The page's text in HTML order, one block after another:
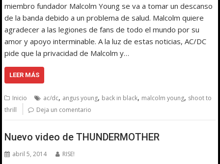
miembro fundador Malcolm Young se va a tomar un descanso
de la banda debido a un problema de salud. Malcolm quiere
agradecer a las legiones de fans de todo el mundo por su
amor y apoyo interminable. A la luz de estas noticias, AC/DC
pide que la privacidad de Malcolm y…
LEER MÁS
Inicio ac/dc, angus young, back in black, malcolm young, shoot to
thrill
Deja un comentario
Nuevo video de THUNDERMOTHER
abril 5, 2014 RISE!